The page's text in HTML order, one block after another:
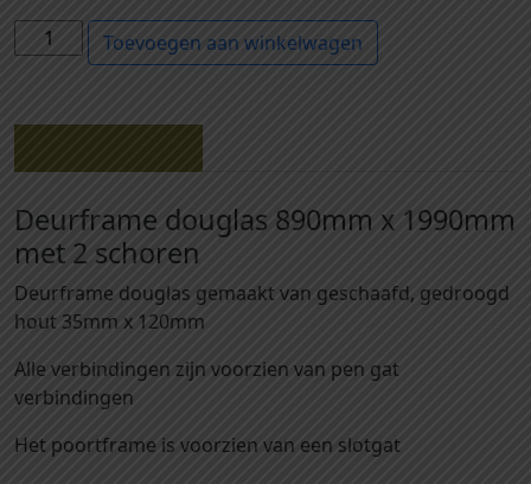
7
6
2
-
D
e
u
r
r
a
m
e
Toevoegen aan winkelwagen
Deurframe douglas 890mm x 1990mm
met 2 schoren
Deurframe douglas gemaakt van geschaafd, gedroogd
hout 35mm x 120mm
Alle verbindingen zijn voorzien van pen gat
verbindingen
Het poortframe is voorzien van een slotgat